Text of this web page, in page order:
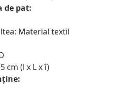
de pat:
Material textil
cm (l x L x î)